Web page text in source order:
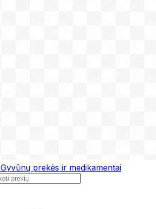
Gyvūnų prekės ir medikamentai